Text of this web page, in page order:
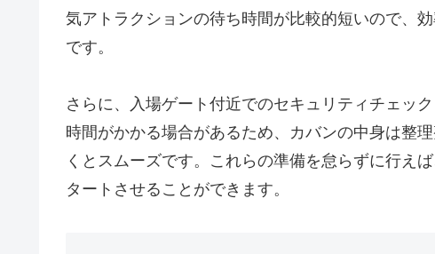
気アトラクションの待ち時間が比較的短いので、
です。
さらに、入場ゲート付近でのセキュリティチェッ
時間がかかる場合があるため、カバンの中身は整
くとスムーズです。これらの準備を怠らずに行え
タートさせることができます。